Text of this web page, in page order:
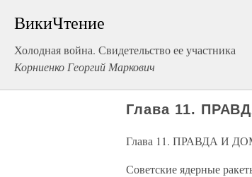
ВикиЧтение
Холодная война. Свидетельство ее участника
Корниенко Георгий Маркович
Глава 11.
Глава 11. ПРАВДА И
Советские ядерные